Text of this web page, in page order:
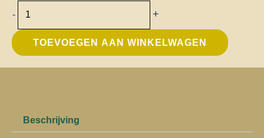
-
Floatsessie
+
TOEVOEGEN AAN WINKELWAGEN
Beschrijving